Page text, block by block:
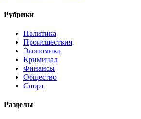
Рубрики
Политика
Происшествия
Экономика
Криминал
Финансы
Общество
Спорт
Разделы